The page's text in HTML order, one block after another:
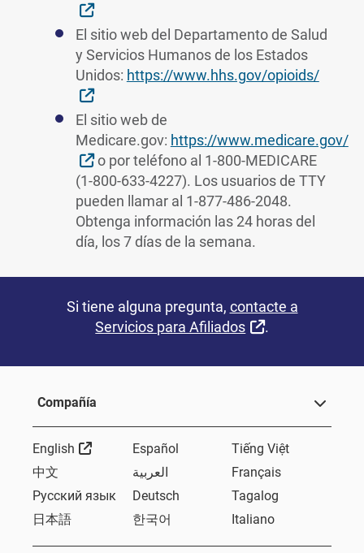
Sitio Externo
El sitio web del Departamento de Salud
y Servicios Humanos de los Estados
Unidos: https://www.hhs.gov/opioids/
Sitio Externo
El sitio web de
Medicare.gov: https://www.medicare.gov/
Sitio Externo
o por teléfono al 1-800-MEDICARE
(1-800-633-4227). Los usuarios de TTY
pueden llamar al 1-877-486-2048.
Obtenga información las 24 horas del
día, los 7 días de la semana.
Si tiene alguna pregunta, contacte a
Servicios para Afiliados
Sitio Externo
.
Compañía
English Sitio Externo
Español
Tiếng Việt
中文
العربية
Français
Русский язык
Deutsch
Tagalog
日本語
한국어 Italiano